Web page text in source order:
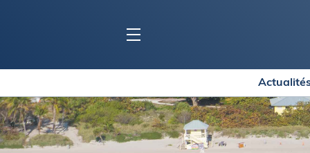
BLOC MARINE
Ports
Carnets de voyage